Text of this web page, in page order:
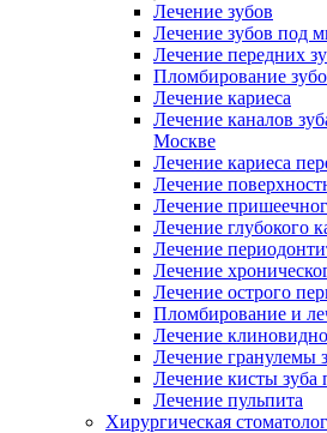
Лечение зубов
Лечение зубов под
Лечение передних
Пломбирование
Лечение кариеса
Лечение каналов
Москве
Лечение кариеса
Лечение
Лечение
Лечение глубокого
Лечение
Лечение
Лечение острого
Пломбирование и
Лечение
Лечение гранулемы
Лечение кисты зуба
Лечение пульпита
Хирургическая